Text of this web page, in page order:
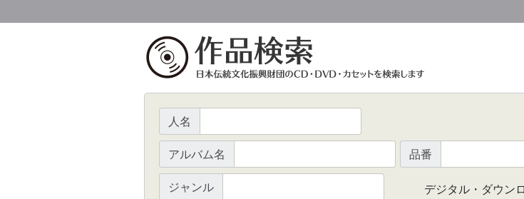
人名
アルバム名 品番
ジャンル デジタル・ダウン